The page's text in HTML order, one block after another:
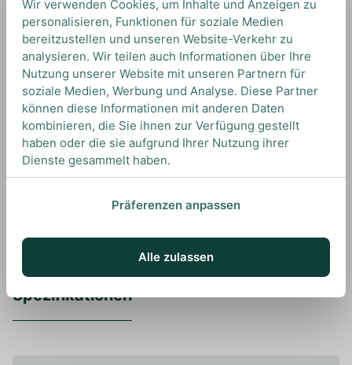
0,7L 40%
Artikelnummer: 20418
Rum vonMaleconausPanama
TIPS & TRICKS
HOW TO DRINK
Wir empfehlen diesen Rum pur zu genießen, um
Spezifikationen
Wir verwenden Cookies, um Inhalte und Anzeigen zu
personalisieren, Funktionen für soziale Medien
bereitzustellen und unseren Website-Verkehr zu
analysieren. Wir teilen auch Informationen über Ihre
Nutzung unserer Website mit unseren Partnern für
soziale Medien, Werbung und Analyse. Diese Partner
können diese Informationen mit anderen Daten
kombinieren, die Sie ihnen zur Verfügung gestellt
haben oder die sie aufgrund Ihrer Nutzung ihrer
Dienste gesammelt haben.
Präferenzen anpassen
Alle zulassen